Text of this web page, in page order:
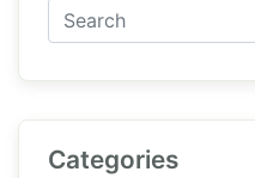
Categories